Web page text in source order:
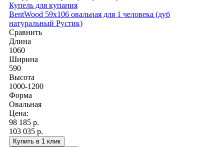
Купель для купания
BentWood 59х106 овальная для 1 человека (дуб
натуральный Рустик)
Сравнить
Длина
1060
Ширина
590
Высота
1000-1200
Форма
Овальная
Цена:
98 185 р.
103 035 р.
Купить в 1 клик